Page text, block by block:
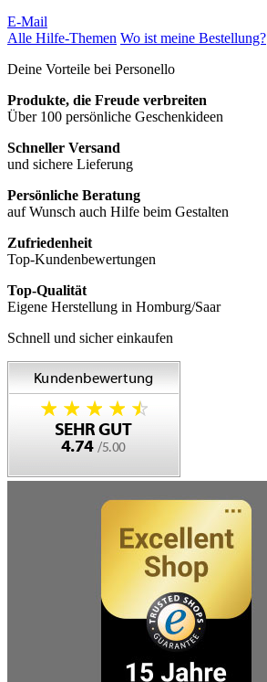
E-Mail
Alle Hilfe-Themen Wo ist meine Bestellung?
Deine Vorteile bei Personello
Produkte, die Freude verbreiten
Über 100 persönliche Geschenkideen
Schneller Versand
und sichere Lieferung
Persönliche Beratung
auf Wunsch auch Hilfe beim Gestalten
Zufriedenheit
Top-Kundenbewertungen
Top-Qualität
Eigene Herstellung in Homburg/Saar
Schnell und sicher einkaufen